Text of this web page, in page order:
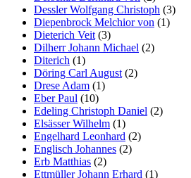
Dessler Wolfgang Christoph (3)
Diepenbrock Melchior von (1)
Dieterich Veit (3)
Dilherr Johann Michael (2)
Diterich (1)
Döring Carl August (2)
Drese Adam (1)
Eber Paul (10)
Edeling Christoph Daniel (2)
Elsässer Wilhelm (1)
Engelhard Leonhard (2)
Englisch Johannes (2)
Erb Matthias (2)
Ettmüller Johann Erhard (1)